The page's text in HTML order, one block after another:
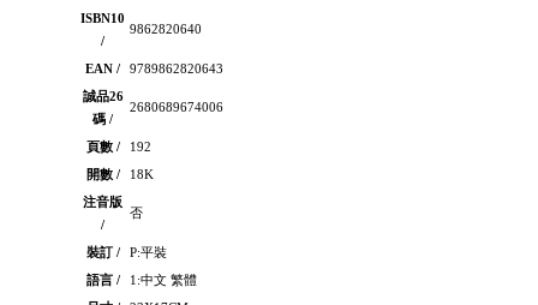
ISBN10
/
9862820640
EAN /
9789862820643
誠品26
碼 /
2680689674006
頁數 /
192
開數 /
18K
注音版
/
否
裝訂 /
P:平裝
語言 /
1:中文 繁體